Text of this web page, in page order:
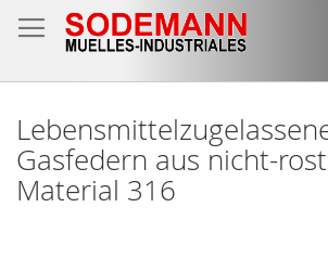
al
contenido
Gasfedern aus nicht-
Material 316